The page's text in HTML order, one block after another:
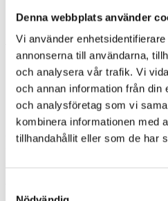
Denna webbplats använder
Vi använder
annonserna till användarna,
och analysera vår trafik. Vi
och annan information från din
och analysföretag som vi
kombinera informationen med
tillhandahållit eller som de har
Regular: 7,7 x 6,7 cm (BxH)
I luftrummet på baksidan av
från spets till öga. Resåret är 40
huvudstorlekar eftersom det
Se ev. vår
storleksguide
Material
Ögonlapparna tillverkas av ett